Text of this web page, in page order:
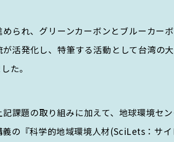
られ、グリーンカーボンとブルーカー
活発化し、特筆する活動として台湾の
た。
課題の取り組みに加えて、地球環境セ
の『科学的地域環境人材(SciLets：サ